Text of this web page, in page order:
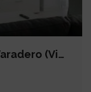
Apartamento en Playa del Varadero (Villajoyosa)